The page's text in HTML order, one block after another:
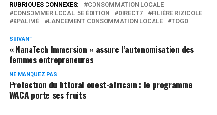
RUBRIQUES CONNEXES:
CONSOMMATION LOCALE
CONSOMMER LOCAL 5E ÉDITION
DIRECT7
FILIÈRE RIZICOLE
KPALIMÉ
LANCEMENT CONSOMMATION LOCALE TOGO
SUIVANT
« NanaTech Immersion » assure l’autonomisation des
femmes entrepreneures
NE MANQUEZ PAS
Protection du littoral ouest-africain : le programme
WACA porte ses fruits